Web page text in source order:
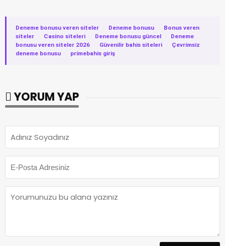
Deneme bonusu veren siteler · Deneme bonusu ·
Bonus veren
siteler
· Casino siteleri · Deneme bonusu güncel ·
Deneme
bonusu veren siteler 2026
· Güvenilir bahis siteleri ·
Çevrimsiz
deneme bonusu
· primebahis giriş
YORUM YAP